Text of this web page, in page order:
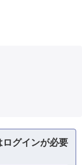
グインが必要